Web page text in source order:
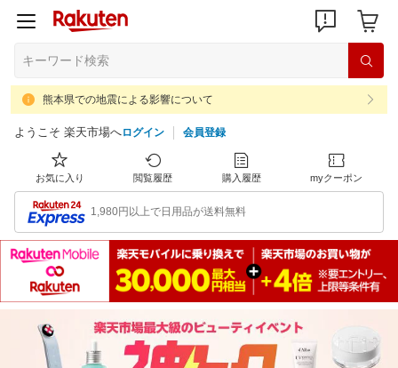
熊本県での地震による影響について
ようこそ 楽天市場へログイン 会員登録
お気に入り 閲覧履歴 購入履歴 myクーポン
1,980円以上で日用品が送料無料